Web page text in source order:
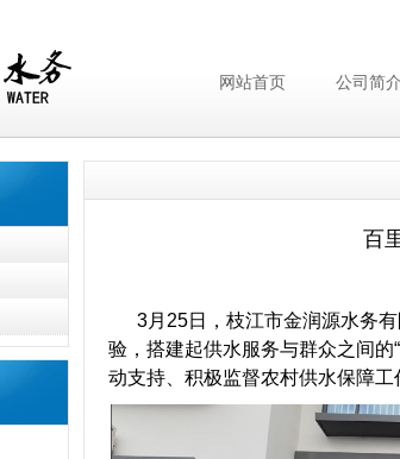
网站首页 公司简介
百
3月25日，枝江市金润源水务有
验，搭建起供水服务与群众之间
动支持、积极监督农村供水保障工